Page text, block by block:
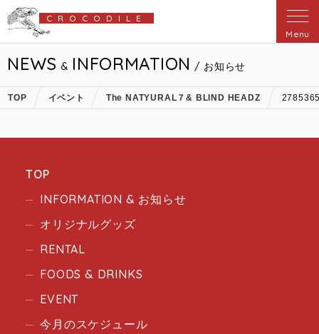
CROCODILE
Menu
NEWS & INFORMATION / お知らせ
TOP イベント The NATYURAL７& BLIND HEADZ
TOP
INFORMATION & お知らせ
オリジナルグッズ
RENTAL
FOODS & DRINKS
EVENT
今月のスケジュール